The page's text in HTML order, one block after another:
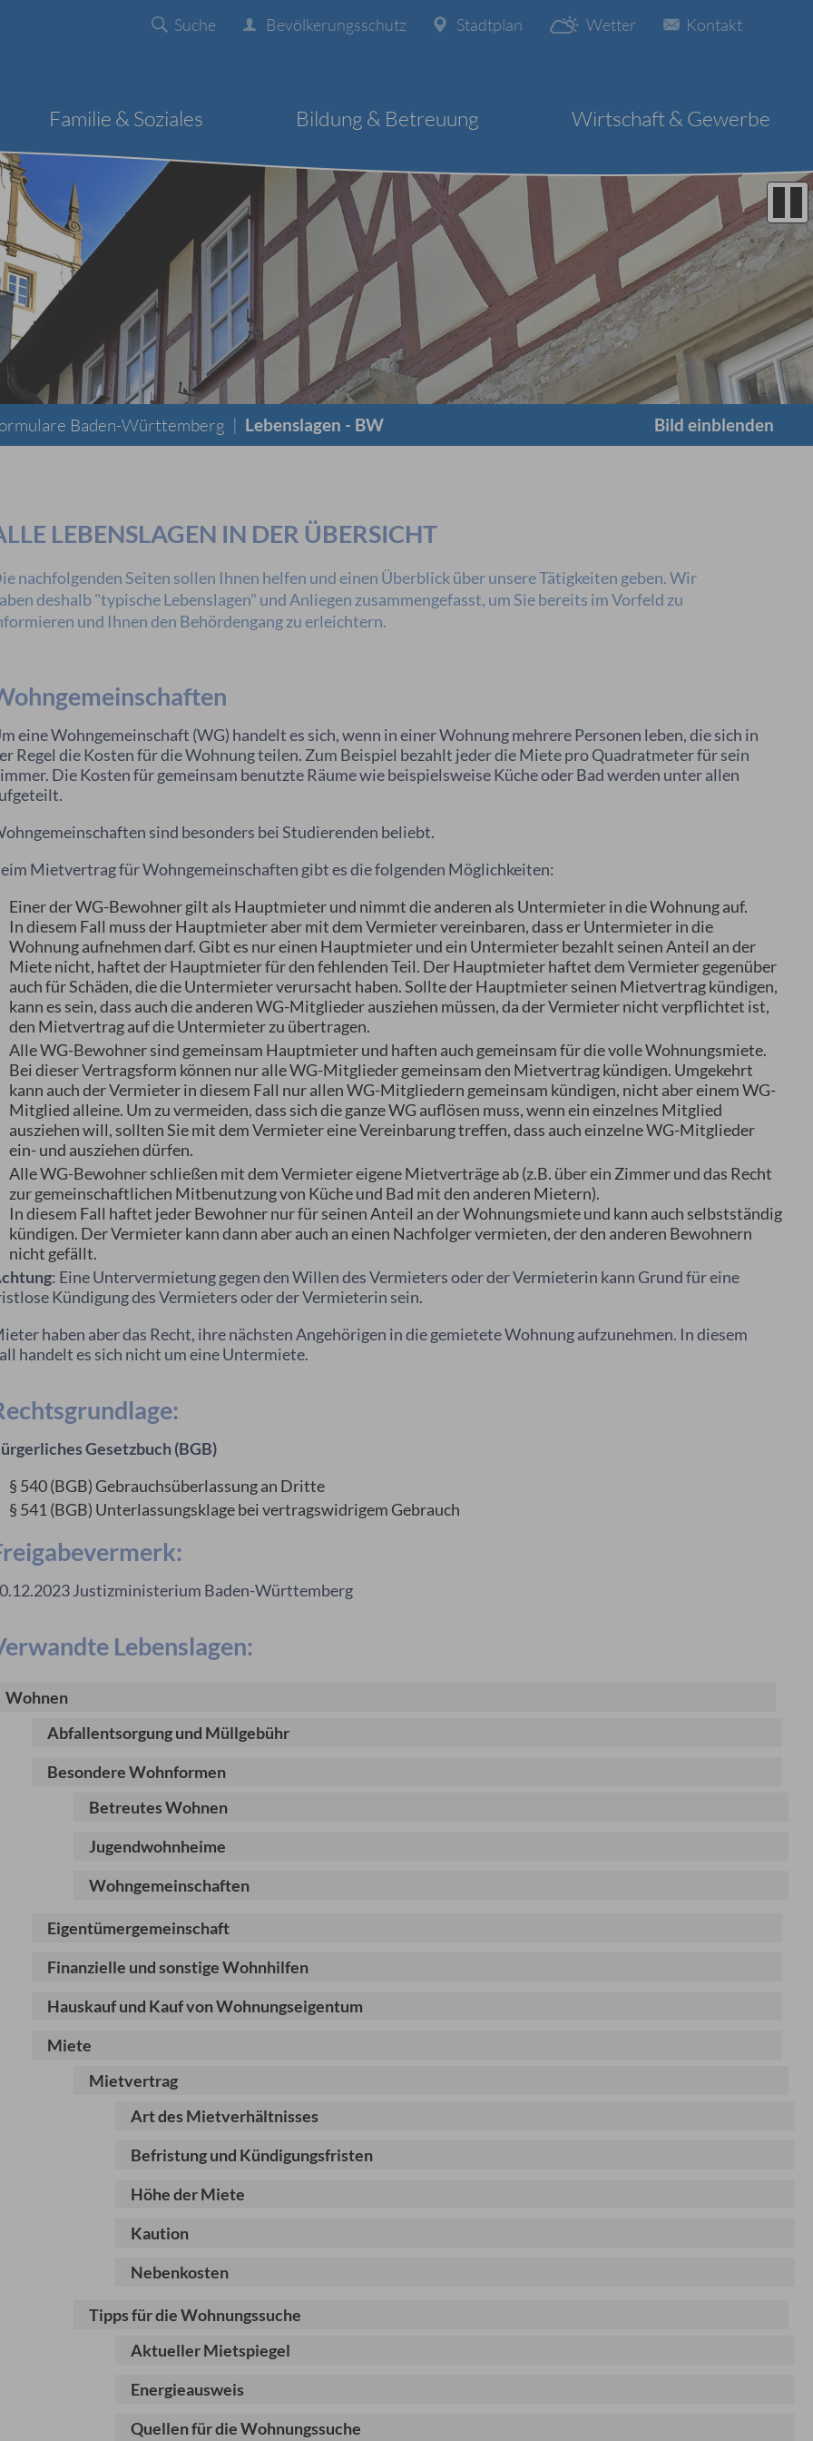
Kontakt
Wetter
Stadtplan
Bevölkerungsschutz
Suche
Familie & Soziales Bildung & Betreuung Wirtschaft & Gewerbe
Baden-Württemberg | Lebenslagen - BW Bild einblenden
LEBENSLAGEN IN DER ÜBERSICHT
nachfolgenden Seiten sollen Ihnen helfen und einen Überblick über unsere Tätigkeiten geben. Wir
deshalb "typische Lebenslagen" und Anliegen zusammengefasst, um Sie bereits im Vorfeld zu
und Ihnen den Behördengang zu erleichtern.
eine Wohngemeinschaft (WG) handelt es sich, wenn in einer Wohnung mehrere Personen leben, die sich in
Regel die Kosten für die Wohnung teilen. Zum Beispiel bezahlt jeder die Miete pro Quadratmeter für sein
Die Kosten für gemeinsam benutzte Räume wie beispielsweise Küche oder Bad werden unter allen
sind besonders bei Studierenden beliebt.
Mietvertrag für Wohngemeinschaften gibt es die folgenden Möglichkeiten:
Einer der WG-Bewohner gilt als Hauptmieter und nimmt die anderen als Untermieter in die Wohnung auf.
In diesem Fall muss der Hauptmieter aber mit dem Vermieter vereinbaren, dass er Untermieter in die
Wohnung aufnehmen darf. Gibt es nur einen Hauptmieter und ein Untermieter bezahlt seinen Anteil an der
Miete nicht, haftet der Hauptmieter für den fehlenden Teil. Der Hauptmieter haftet dem Vermieter gegenüber
auch für Schäden, die die Untermieter verursacht haben. Sollte der Hauptmieter seinen Mietvertrag kündigen,
kann es sein, dass auch die anderen WG-Mitglieder ausziehen müssen, da der Vermieter nicht verpflichtet ist,
den Mietvertrag auf die Untermieter zu übertragen.
Alle WG-Bewohner sind gemeinsam Hauptmieter und haften auch gemeinsam für die volle Wohnungsmiete.
Bei dieser Vertragsform können nur alle WG-Mitglieder gemeinsam den Mietvertrag kündigen. Umgekehrt
kann auch der Vermieter in diesem Fall nur allen WG-Mitgliedern gemeinsam kündigen, nicht aber einem WG-
Mitglied alleine. Um zu vermeiden, dass sich die ganze WG auflösen muss, wenn ein einzelnes Mitglied
ausziehen will, sollten Sie mit dem Vermieter eine Vereinbarung treffen, dass auch einzelne WG-Mitglieder
ein- und ausziehen dürfen.
Alle WG-Bewohner schließen mit dem Vermieter eigene Mietverträge ab (z.B. über ein Zimmer und das Recht
zur gemeinschaftlichen Mitbenutzung von Küche und Bad mit den anderen Mietern).
In diesem Fall haftet jeder Bewohner nur für seinen Anteil an der Wohnungsmiete und kann auch selbstständig
kündigen. Der Vermieter kann dann aber auch an einen Nachfolger vermieten, der den anderen Bewohnern
nicht gefällt.
: Eine Untervermietung gegen den Willen des Vermieters oder der Vermieterin kann Grund für eine
Kündigung des Vermieters oder der Vermieterin sein.
haben aber das Recht, ihre nächsten Angehörigen in die gemietete Wohnung aufzunehmen. In diesem
handelt es sich nicht um eine Untermiete.
Gesetzbuch (BGB)
§ 540(BGB) Gebrauchsüberlassung an Dritte
§ 541 (BGB) Unterlassungsklage bei vertragswidrigem Gebrauch
Justizministerium Baden-Württemberg
Lebenslagen:
Wohnen
Abfallentsorgung und Müllgebühr
Besondere Wohnformen
Betreutes Wohnen
Jugendwohnheime
Wohngemeinschaften
Eigentümergemeinschaft
Finanzielle und sonstige Wohnhilfen
Hauskauf und Kauf von Wohnungseigentum
Miete
Mietvertrag
Art des Mietverhältnisses
Befristung und Kündigungsfristen
Höhe der Miete
Kaution
Nebenkosten
Tipps für die Wohnungssuche
Aktueller Mietspiegel
Energieausweis
Quellen für die Wohnungssuche